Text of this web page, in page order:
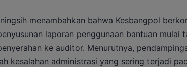
menambahkan bahwa Kesbangpol
laporan penggunaan bantuan mulai
ke auditor. Menurutnya,
kesalahan administrasi yang sering terjadi